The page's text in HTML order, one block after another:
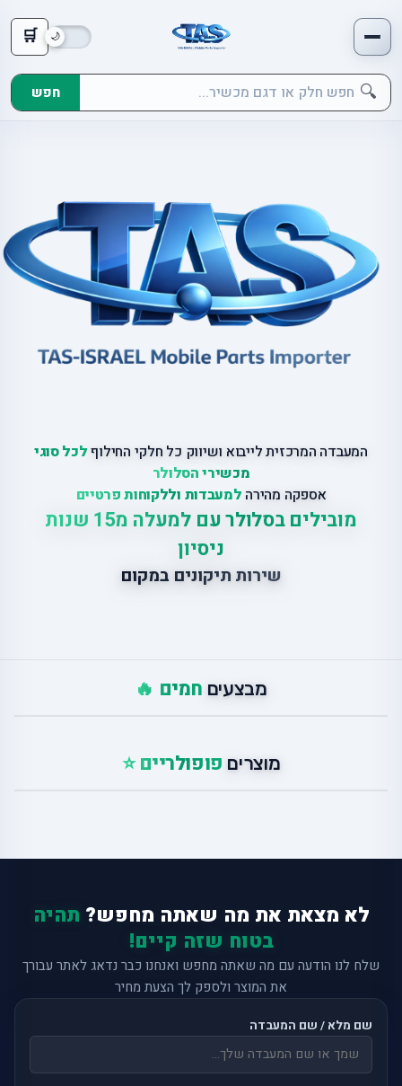
🛒
🔍 חפש
המעבדה המרכזית לייבוא ושיווק כל חלקי החילוףלכל סוגי
מכשירי הסלולר
אספקה מהירה למעבדות וללקוחות פרטיים
מובילים בסלולר עם למעלה מ15 שנות
ניסיון
שירות תיקונים במקום
מבצעים חמים 🔥
מוצרים פופולריים ⭐
לא מצאת את מה שאתה מחפש? תהיה
בטוח שזה קיים!
שלח לנו הודעה עם מה שאתה מחפש ואנחנו כבר נדאג לאתר עבורך
את המוצר ולספק לך הצעת מחיר
שם מלא / שם המעבדה